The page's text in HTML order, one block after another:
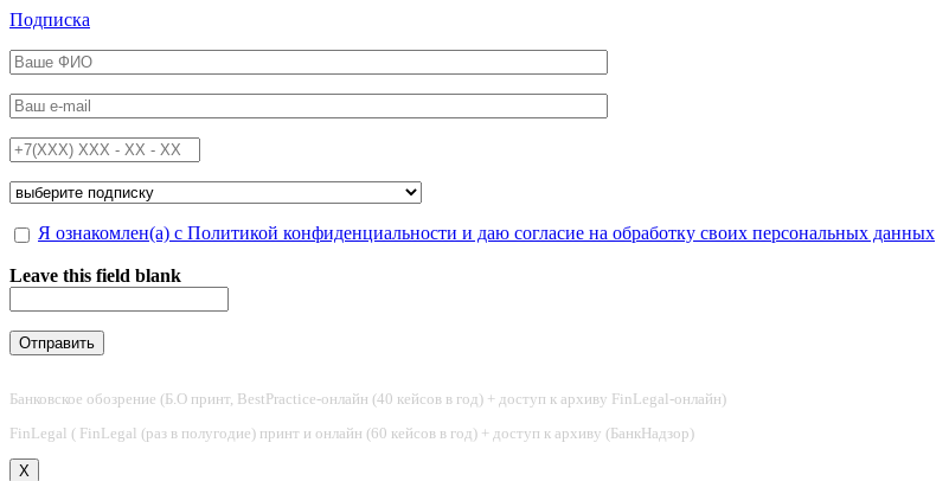
Перейти к основному содержанию
Подписка
ФИО*
Email*
Телефон*
Подписка на*
Обработка персональных данных*
Я ознакомлен(а) с Политикой конфиденциальности и даю согласие на обработку своих персональных данных
Leave this field blank
Банковское обозрение (Б.О принт, BestPractice-онлайн (40 кейсов в год) + доступ к архиву FinLegal-онлайн)
FinLegal ( FinLegal (раз в полугодие) принт и онлайн (60 кейсов в год) + доступ к архиву (БанкНадзор)
X